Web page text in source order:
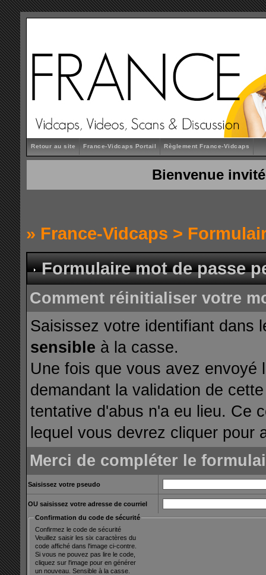
Retour au site France-Vidcaps Portail Règlement France-Vidcaps
Bienvenue invité
» France-Vidcaps >
Formulaire mot de passe
Comment réinitialiser votre
Saisissez votre identifiant dans
sensible à la casse.
Une fois que vous avez envoyé
demandant la validation de
tentative d'abus n'a eu lieu. Ce
lequel vous devrez cliquer pour
Merci de compléter le
Saisissez votre pseudo
OU saisissez votre adresse de courriel
Confirmation du code de sécurité
Confirmez le code de sécurité
Veuillez saisir les six caractères du
code affiché dans l'image ci-contre.
Si vous ne pouvez pas lire le code,
cliquez sur l'image pour en générer
un nouveau. Sensible à la casse.